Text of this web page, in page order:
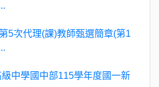
5次代理(課)教師甄選簡章(第1
中學國中部115學年度國一新